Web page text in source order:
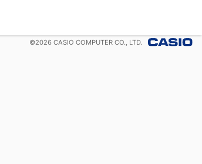
©2026 CASIO COMPUTER CO., LTD.